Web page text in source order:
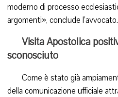
moderno di processo
argomenti», conclude l’avvocato.
Visita Apostolica
sconosciuto
Come è stato già
della comunicazione ufficiale